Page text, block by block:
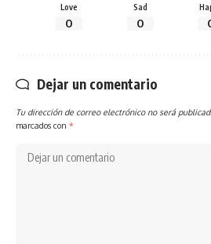
Love
0
Sad
0
Dejar un comentario
Tu dirección de correo electrónico no será
marcados con *